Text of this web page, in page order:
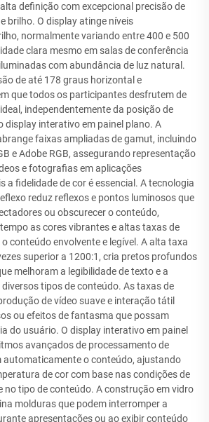
definição com excepcional precisão de
brilho. O display atinge níveis
normalmente variando entre 400 e 500
clara mesmo em salas de conferência
com abundância de luz natural.
de até 178 graus horizontal e
que todos os participantes desfrutem de
independentemente da posição de
display interativo em painel plano. A
faixas ampliadas de gamut, incluindo
e Adobe RGB, assegurando representação
e fotografias em aplicações
a fidelidade de cor é essencial. A tecnologia
reduz reflexos e pontos luminosos que
ou obscurecer o conteúdo,
as cores vibrantes e altas taxas de
conteúdo envolvente e legível. A alta taxa
superior a 1200:1, cria pretos profundos
melhoram a legibilidade de texto e a
tipos de conteúdo. As taxas de
de vídeo suave e interação tátil
ou efeitos de fantasma que possam
do usuário. O display interativo em painel
avançados de processamento de
automaticamente o conteúdo, ajustando
de cor com base nas condições de
no tipo de conteúdo. A construção em vidro
molduras que podem interromper a
apresentações ou ao exibir conteúdo